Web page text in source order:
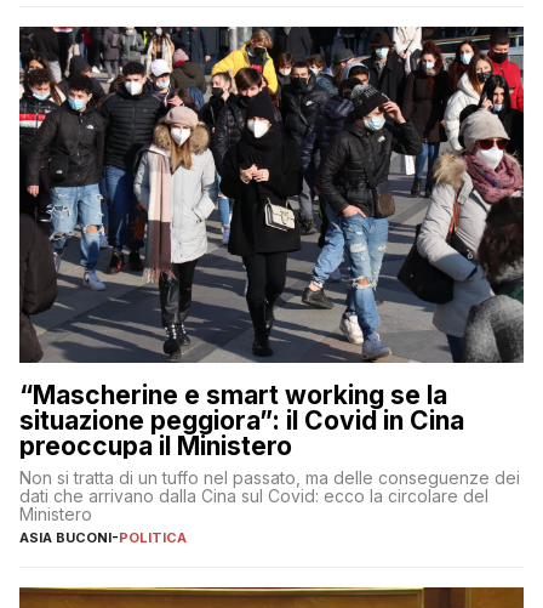
“Mascherine e smart working se la
situazione peggiora”: il Covid in Cina
preoccupa il Ministero
Non si tratta di un tuffo nel passato, ma delle conseguenze dei
dati che arrivano dalla Cina sul Covid: ecco la circolare del
Ministero
ASIA BUCONI-POLITICA